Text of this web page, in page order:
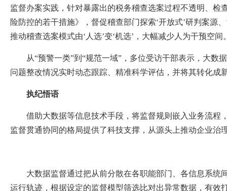
监督办案实践，针对暴露出的税务稽查选案过程不透明、
险防控的若干措施》，督促稽查部门探索‘开放式’研判案源
推动稽查选案模式由‘人选’变‘机选’，大幅减少人为干预空
从“预警一类”到“规范一域”，多位受访干部表示，大数
问题整改情况实时动态跟踪、精准科学评估，并将其转化
执纪悟语
借助大数据等信息技术手段，将监督规则嵌入业务流程
监督贯通协同的格局提供了科技支撑，从源头上推动企业治
大数据监督通过把从前分散在各职能部门、各信息系统间
运行轨迹，根据设定的监督模型筛选比对出异常数据，有效